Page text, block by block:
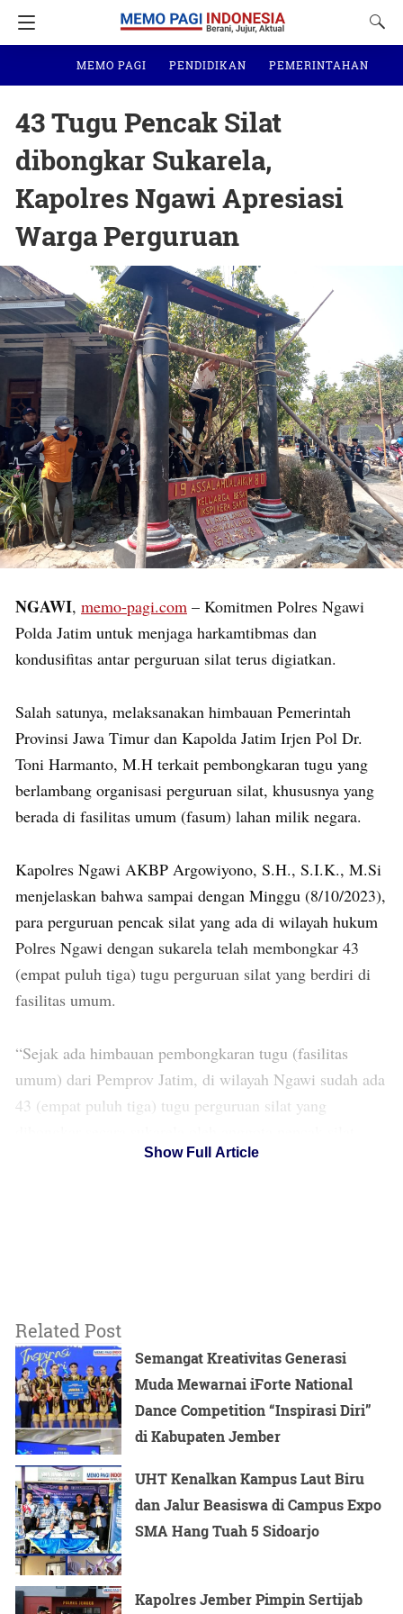
MEMO PAGI PENDIDIKAN PEMERINTAHAN
43 Tugu Pencak Silat
dibongkar Sukarela,
Kapolres Ngawi Apresiasi
Warga Perguruan
NGAWI, memo-pagi.com – Komitmen Polres Ngawi
Polda Jatim untuk menjaga harkamtibmas dan
kondusifitas antar perguruan silat terus digiatkan.
Salah satunya, melaksanakan himbauan Pemerintah
Provinsi Jawa Timur dan Kapolda Jatim Irjen Pol Dr.
Toni Harmanto, M.H terkait pembongkaran tugu yang
berlambang organisasi perguruan silat, khususnya yang
berada di fasilitas umum (fasum) lahan milik negara.
Kapolres Ngawi AKBP Argowiyono, S.H., S.I.K., M.Si
menjelaskan bahwa sampai dengan Minggu (8/10/2023),
para perguruan pencak silat yang ada di wilayah hukum
Polres Ngawi dengan sukarela telah membongkar 43
(empat puluh tiga) tugu perguruan silat yang berdiri di
fasilitas umum.
“Sejak ada himbauan pembongkaran tugu (fasilitas
umum) dari Pemprov Jatim, di wilayah Ngawi sudah ada
43 (empat puluh tiga) tugu perguruan silat yang
sendiri,” tutur Kapolres Ngawi ketika dikonfirmasi
Tugu yang sudah dibongkar adalah dari PSHT sebanyak
29 (dua puluh sembilan), PSHW ada 3 (tiga), IKS PI
sejumlah 9 (sembilan) dan Perguruan Silat CEMPAKA
PUTIH ada 2 (dua).
Dengan dibongkar maupun dialih fungsikan tugu – tugu
simbul identitas perguruan tersebut diharapkan mampu
meredam aksi anarkistis dan gesekan antar kelompok di
wilayah Ngawi.
Prosesi pembongkaran tugu perguruan silat tersebut,
Show Full Article
Related Post
Semangat Kreativitas Generasi
Muda Mewarnai iForte National
Dance Competition “Inspirasi Diri”
di Kabupaten Jember
UHT Kenalkan Kampus Laut Biru
dan Jalur Beasiswa di Campus Expo
SMA Hang Tuah 5 Sidoarjo
Kapolres Jember Pimpin Sertijab